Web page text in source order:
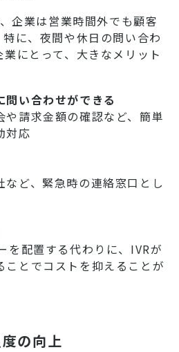
企業は営業時間外でも顧客
に、夜間や休日の問い合わ
にとって、大きなメリット
い合わせができる
請求金額の確認など、簡単
対応
ど、緊急時の連絡窓口とし
を配置する代わりに、IVRが
ことでコストを抑えることが
の向上